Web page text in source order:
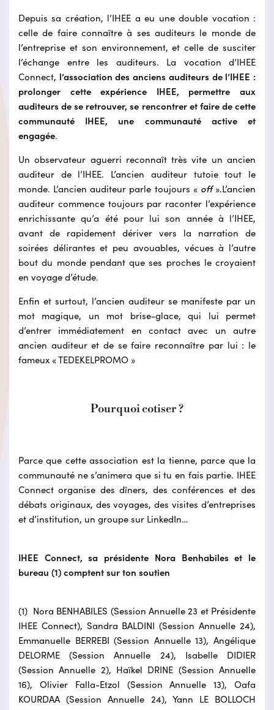
Depuis sa création, l’IHEE a eu une double vocation :
celle de faire connaître à ses auditeurs le monde de
l’entreprise et son environnement, et celle de susciter
l’échange entre les auditeurs. La vocation d’IHEE
Connect, l’association des anciens auditeurs de l’IHEE :
prolonger cette expérience IHEE, permettre aux
auditeurs de se retrouver, se rencontrer et faire de cette
communauté IHEE, une communauté active et
engagée.
Un observateur aguerri reconnaît très vite un ancien
auditeur de l’IHEE. L’ancien auditeur tutoie tout le
monde. L’ancien auditeur parle toujours « off».L’ancien
auditeur commence toujours par raconter l’expérience
enrichissante qu’a été pour lui son année à l’IHEE,
avant de rapidement dériver vers la narration de
soirées délirantes et peu avouables, vécues à l’autre
bout du monde pendant que ses proches le croyaient
en voyage d’étude.
Enfin et surtout, l’ancien auditeur se manifeste par un
mot magique, un mot brise-glace, qui lui permet
d’entrer immédiatement en contact avec un autre
ancien auditeur et de se faire reconnaître par lui : le
fameux « TEDEKELPROMO »
Pourquoi cotiser ?
Parce que cette association est la tienne, parce que la
communauté ne s’animera que si tu en fais partie. IHEE
Connect organise des dîners, des conférences et des
débats originaux, des voyages, des visites d’entreprises
et d’institution, un groupe sur LinkedIn…
IHEE Connect, sa présidente Nora Benhabiles et le
bureau (1) comptent sur ton soutien
(1) Nora BENHABILES (Session Annuelle 23 et Présidente
IHEE Connect), Sandra BALDINI (Session Annuelle 24),
Emmanuelle BERREBI (Session Annuelle 13), Angélique
DELORME (Session Annuelle 24), Isabelle DIDIER
(Session Annuelle 2), Haïkel DRINE (Session Annuelle
16), Olivier Falla-Etzol (Session Annuelle 13), Oafa
KOURDAA (Session Annuelle 24), Yann LE BOLLOCH